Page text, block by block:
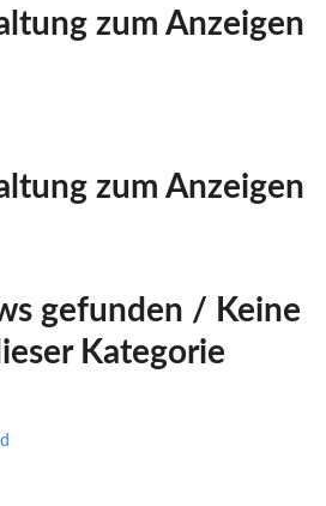
zum Anzeigen
zum Anzeigen
gefunden / Keine
Kategorie